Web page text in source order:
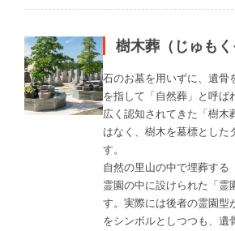
樹木葬（じゅもく
石のお墓を用いずに、遺骨
を指して「自然葬」と呼ば
広く認知されてきた「樹木
はなく、樹木を墓標とした
す。
自然の里山の中で埋葬する
霊園の中に設けられた「霊
す。実際には後者の霊園型
をシンボルとしつつも、遺